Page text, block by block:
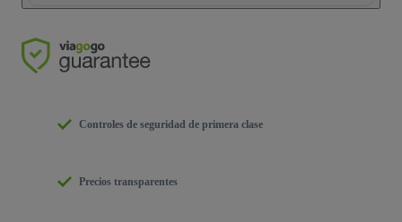
Controles de seguridad de primera clase
Precios transparentes